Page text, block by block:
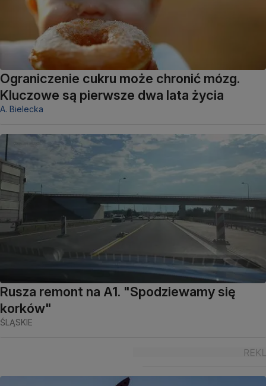
Ograniczenie cukru może chronić mózg.
Kluczowe są pierwsze dwa lata życia
A. Bielecka
Rusza remont na A1. "Spodziewamy się
korków"
ŚLĄSKIE